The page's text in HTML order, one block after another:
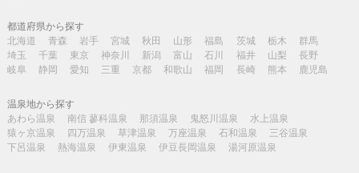
都道府県から探す
北海道
青森 岩手 宮城 秋田 山形 福島 茨城 栃木
群馬
埼玉
千葉 東京 神奈川 新潟 富山 石川 福井 山梨
長野
岐阜
静岡 愛知 三重 京都 和歌山 福岡 長崎 熊本 鹿児島
温泉地から探す
あわら温泉
南信 蓼科温泉 那須温泉 鬼怒川温泉
水上温泉
猿ヶ京温泉
四万温泉 草津温泉 万座温泉 石和温泉
三谷温泉
下呂温泉
熱海温泉 伊東温泉 伊豆長岡温泉 湯河原温泉